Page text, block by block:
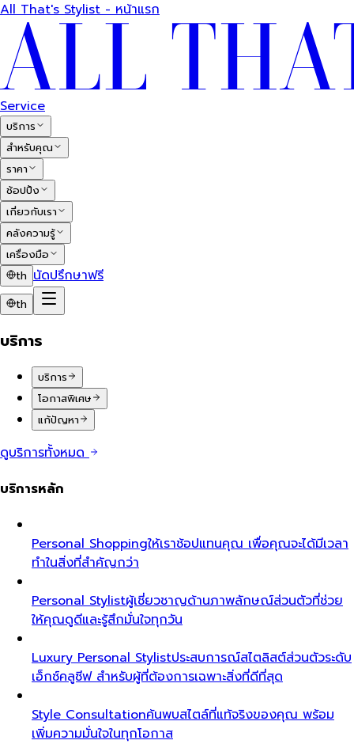
All That's Stylist - หน้าแรก
Service
บริการ
สำหรับคุณ
ราคา
ช้อปปิ้ง
เกี่ยวกับเรา
คลังความรู้
เครื่องมือ
th นัดปรึกษาฟรี
th
บริการ
บริการ
โอกาสพิเศษ
แก้ปัญหา
ดูบริการทั้งหมด
บริการหลัก
Personal Shoppingให้เราช้อปแทนคุณ เพื่อคุณจะได้มีเวลา
ทำในสิ่งที่สำคัญกว่า
Personal Stylistผู้เชี่ยวชาญด้านภาพลักษณ์ส่วนตัวที่ช่วย
ให้คุณดูดีและรู้สึกมั่นใจทุกวัน
Luxury Personal Stylistประสบการณ์สไตลิสต์ส่วนตัวระดับ
เอ็กซ์คลูซีฟ สำหรับผู้ที่ต้องการเฉพาะสิ่งที่ดีที่สุด
Style Consultationค้นพบสไตล์ที่แท้จริงของคุณ พร้อม
เพิ่มความมั่นใจในทุกโอกาส